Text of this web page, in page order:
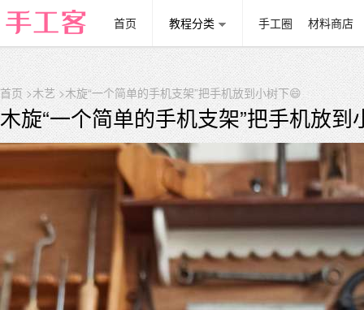
首页 教程分类 手工圈 材料商店
首页>木艺>木旋“一个简单的手机支架”把手机放到小树下😄
木旋“一个简单的手机支架”把手机放到